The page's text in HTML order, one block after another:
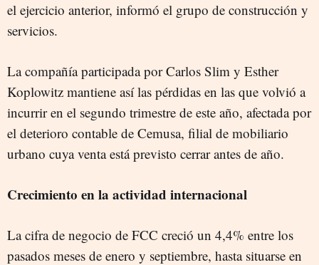
el ejercicio anterior, informó el grupo de construcción y
servicios.
La compañía participada por Carlos Slim y Esther
Koplowitz mantiene así las pérdidas en las que volvió a
incurrir en el segundo trimestre de este año, afectada por
el deterioro contable de Cemusa, filial de mobiliario
urbano cuya venta está previsto cerrar antes de año.
Crecimiento en la actividad internacional
La cifra de negocio de FCC creció un 4,4% entre los
pasados meses de enero y septiembre, hasta situarse en